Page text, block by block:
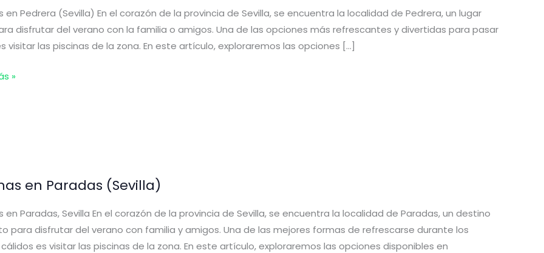
en Pedrera (Sevilla) En el corazón de la provincia de Sevilla, se encuentra la localidad de Pedrera, un lugar
disfrutar del verano con la familia o amigos. Una de las opciones más refrescantes y divertidas para pasar
visitar las piscinas de la zona. En este artículo, exploraremos las opciones […]
»
en Paradas (Sevilla)
en Paradas, Sevilla En el corazón de la provincia de Sevilla, se encuentra la localidad de Paradas, un destino
para disfrutar del verano con familia y amigos. Una de las mejores formas de refrescarse durante los
es visitar las piscinas de la zona. En este artículo, exploraremos las opciones disponibles en